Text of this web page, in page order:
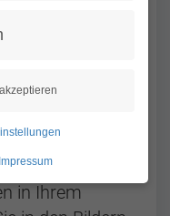
Sie von Tess
in Ihrem
Impressum